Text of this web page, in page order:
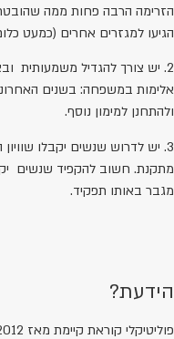
הזרימה הרבה פחות ממה שהובטח
הגיעו למגזרים אחרים (כמעט
2. יש צורך להגדיל משמעותית
אלימות במשפחה: בשנים
ולהתחנן למימון נוסף.
3. יש לדרוש שנשים יקבלו
מתקנת. חשוב להקפיד שנשים
מגבר באותו תפקיד.
הידעת?
פוליטיקלי קוראת קיימת מאז 2012.